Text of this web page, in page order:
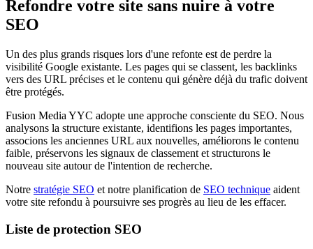
Refondre votre site sans nuire à votre
SEO
Un des plus grands risques lors d'une refonte est de perdre la
visibilité Google existante. Les pages qui se classent, les backlinks
vers des URL précises et le contenu qui génère déjà du trafic doivent
être protégés.
Fusion Media YYC adopte une approche consciente du SEO. Nous
analysons la structure existante, identifions les pages importantes,
associons les anciennes URL aux nouvelles, améliorons le contenu
faible, préservons les signaux de classement et structurons le
nouveau site autour de l'intention de recherche.
Notre stratégie SEO et notre planification de SEO technique aident
votre site refondu à poursuivre ses progrès au lieu de les effacer.
Liste de protection SEO